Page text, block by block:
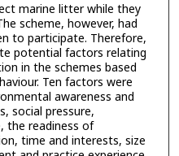
marine litter while they
scheme, however, had
to participate. Therefore,
potential factors relating
in the schemes based
Ten factors were
awareness and
social pressure,
the readiness of
time and interests, size